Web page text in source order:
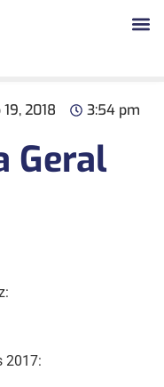
2018
3:54 pm
Geral
2017: